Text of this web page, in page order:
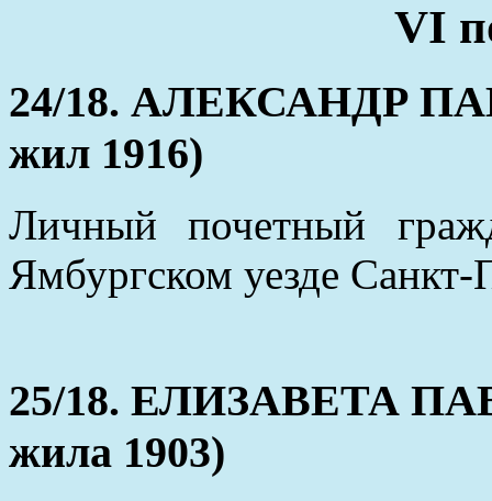
VI
24/18. АЛЕКСАНДР
жил 1916)
Личный почетный
Ямбургском уезде Санкт-
25/18. ЕЛИЗАВЕТА
жила 1903)